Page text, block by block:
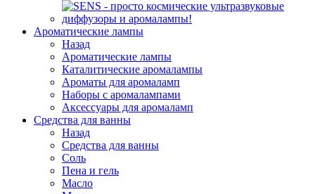
Ароматические лампы
Назад
Ароматические лампы
Каталитические аромалампы
Ароматы для аромаламп
Наборы с аромалампами
Аксессуары для аромаламп
Средства для ванны
Назад
Средства для ванны
Соль
Пена и гель
Масло